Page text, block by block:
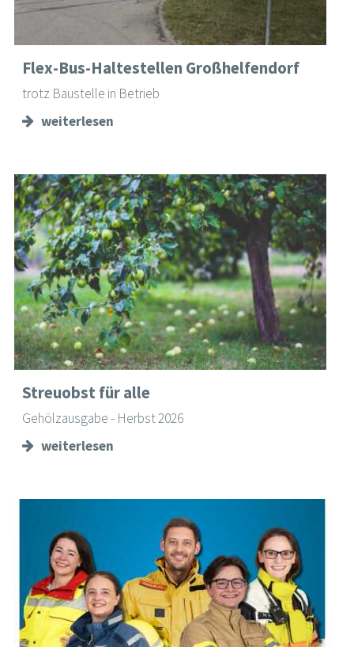
Flex-Bus-Haltestellen Großhelfendorf
trotz Baustelle in Betrieb
weiterlesen
Streuobst für alle
Gehölzausgabe - Herbst 2026
weiterlesen